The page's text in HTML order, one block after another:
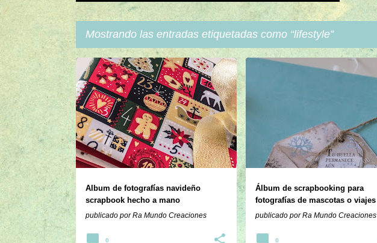
Mostrando las entradas etiquetadas como lifestyle
E
n
t
r
a
d
Album de fotografías navideño
scrapbook hecho a mano
publicado porRa Mundo Creaciones
ALBUM NAVIDEÑO +8
0
Álbum de scrapbooking para
fotografías de mascotas o viajes
publicado porRa Mundo Creaciones
0